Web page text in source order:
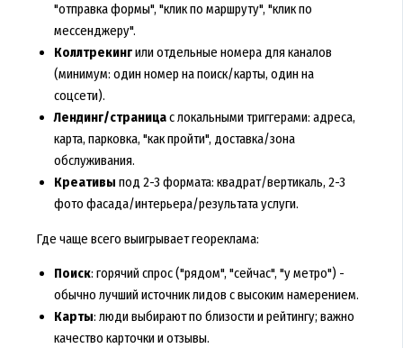
"отправка формы", "клик по маршруту", "клик по
мессенджеру".
Коллтрекингили отдельные номера для каналов
(минимум: один номер на поиск/карты, один на
соцсети).
Лендинг/страницас локальными триггерами: адреса,
карта, парковка, "как пройти", доставка/зона
обслуживания.
Креативы под 2-3 формата: квадрат/вертикаль, 2-3
фото фасада/интерьера/результата услуги.
Где чаще всего выигрывает геореклама:
Поиск: горячий спрос ("рядом", "сейчас", "у метро") -
обычно лучший источник лидов с высоким намерением.
Карты: люди выбирают по близости и рейтингу; важно
качество карточки и отзывы.